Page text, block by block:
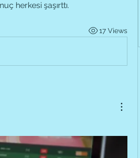
herkesi şaşırttı.
17 Views